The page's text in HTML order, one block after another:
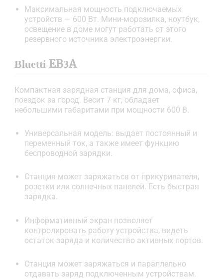
Максимальная мощность подключаемых
устройств — 600 Вт. Мини-морозилка, ноутбук,
освещение в доме могут работать от этого
резервного источника электроэнергии.
Bluetti ЕВ3А
Компактная зарядная станция для дома, офиса,
поездок за город. Весит 7 кг, обладает
небольшими габаритами при мощности 600 В.
Универсальная модель: выдает постоянный и
переменный ток, а также имеет функцию
беспроводной зарядки.
Станция может заряжаться от прикуривателя,
розетки или солнечных панелей. Есть быстрая
зарядка.
Информативный экран позволяет
контролировать работу устройства, видеть
остаток заряда и количество активных портов.
Станция может заряжаться и параллельно
отдавать заряд подключенным устройствам.